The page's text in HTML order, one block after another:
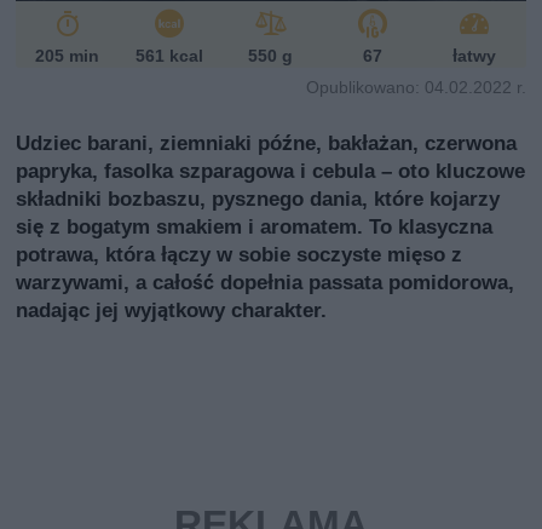
205 min 561 kcal 550 g 67
łatwy
Opublikowano: 04.02.2022 r.
Udziec barani, ziemniaki późne, bakłażan, czerwona
papryka, fasolka szparagowa i cebula – oto kluczowe
składniki bozbaszu, pysznego dania, które kojarzy
się z bogatym smakiem i aromatem. To klasyczna
potrawa, która łączy w sobie soczyste mięso z
warzywami, a całość dopełnia passata pomidorowa,
nadając jej wyjątkowy charakter.